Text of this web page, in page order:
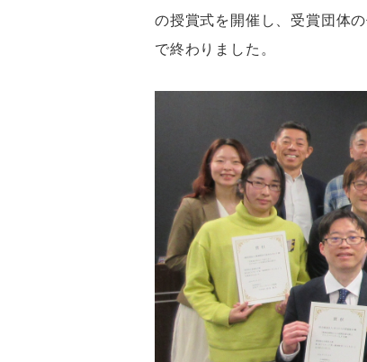
の授賞式を開催し、受賞団体
で終わりました。